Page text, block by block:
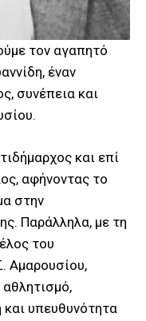
τον αγαπητό
έναν
συνέπεια και
και επί
αφήνοντας το
στην
Παράλληλα, με τη
του
Αμαρουσίου,
υπευθυνότητα